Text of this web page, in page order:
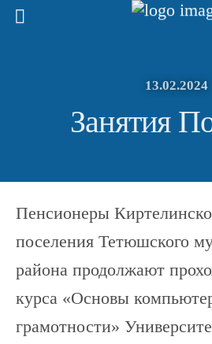
13.02.2024
Занятия
Пенсионеры
поселения Тетюшского
района продолжают
курса «Основы
грамотности»